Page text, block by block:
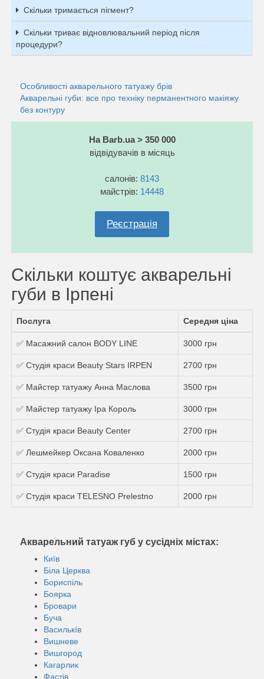
Скільки тримається пігмент?
Скільки триває відновлювальний період після
процедури?
Особливості акварельного татуажу брів
Акварельні губи: все про техніку перманентного макіяжу
без контуру
На Barb.ua > 350 000
відвідувачів в місяць
салонів: 8143
майстрів: 14448
Реєстрація
Скільки коштує акварельні
губи в Ірпені
Послуга Середня ціна
✅ Масажний салон BODY LINE 3000 грн
✅ Студія краси Beauty Stars IRPEN 2700 грн
✅ Майстер татуажу Анна Маслова 3500 грн
✅ Майстер татуажу Іра Король 3000 грн
✅ Студія краси Beauty Center 2700 грн
✅ Лешмейкер Оксана Коваленко 2000 грн
✅ Студія краси Paradise 1500 грн
✅ Студія краси TELESNO Prelestno 2000 грн
Акварельний татуаж губ у сусідніх містах:
Київ
Біла Церква
Бориспіль
Боярка
Бровари
Буча
Василькíв
Вишневе
Вишгород
Кагарлик
Фастів